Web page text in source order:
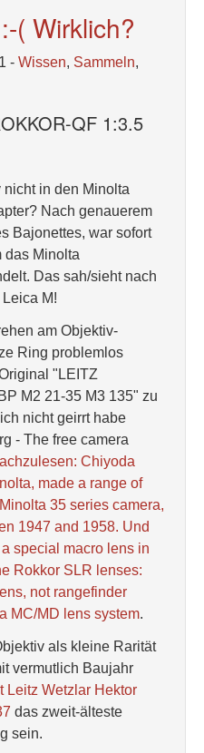
( Wirklich?
- Wissen, Sammeln,
QF 1:3.5
nicht in den Minolta
Nach genauerem
Bajonettes, war sofort
das Minolta
Das sah/sieht nach
M!
am Objektiv-
Ring problemlos
"LEITZ
M2 21-35 M3 135" zu
nicht geirrt habe
- The free camera
Chiyoda
made a range of
35 series camera,
1947 and 1958. Und
special macro lens in
Rokkor SLR lenses:
not rangefinder
MC/MD lens system.
als kleine Rarität
vermutlich Baujahr
Leitz Wetzlar Hektor
das zweit-älteste
sein.